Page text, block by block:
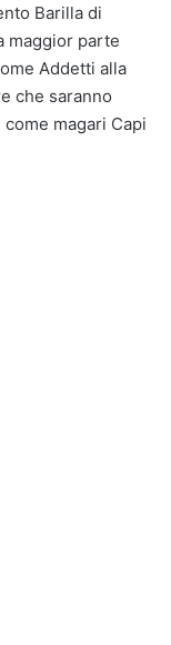
Barilla di
maggior parte
Addetti alla
che saranno
magari Capi